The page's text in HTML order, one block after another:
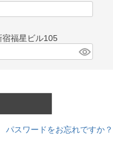
福星ビル105
パスワードをお忘れですか？